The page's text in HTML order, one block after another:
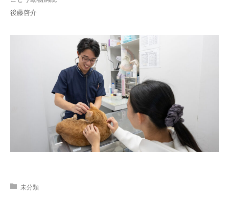
後藤啓介
未分類